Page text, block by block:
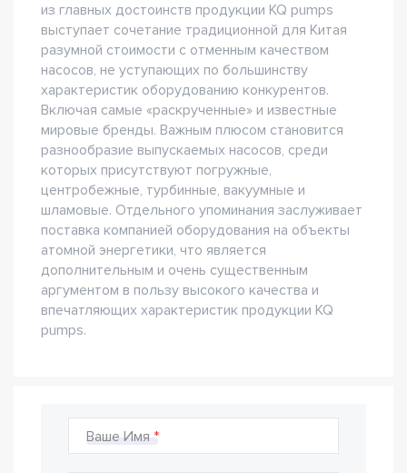
из главных достоинств продукции KQ pumps
выступает сочетание традиционной для Китая
разумной стоимости с отменным качеством
насосов, не уступающих по большинству
характеристик оборудованию конкурентов.
Включая самые «раскрученные» и известные
мировые бренды. Важным плюсом становится
разнообразие выпускаемых насосов, среди
которых присутствуют погружные,
центробежные, турбинные, вакуумные и
шламовые. Отдельного упоминания заслуживает
поставка компанией оборудования на объекты
атомной энергетики, что является
дополнительным и очень существенным
аргументом в пользу высокого качества и
впечатляющих характеристик продукции KQ
pumps.
Ваше Имя